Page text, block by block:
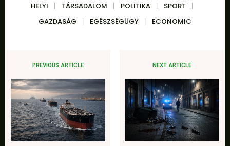
HELYI TÁRSADALOM POLITIKA
SPORT
GAZDASÁG
EGÉSZSÉGÜGY ECONOMIC
PREVIOUS ARTICLE NEXT ARTICLE